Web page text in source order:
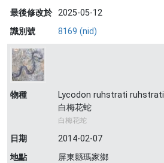
最後修改於 2025-05-12
識別號
8169 (nid)
物種
Lycodon ruhstrati ruhstrati
白梅花蛇
白梅花蛇
日期
2014-02-07
地點
屏東縣瑪家鄉